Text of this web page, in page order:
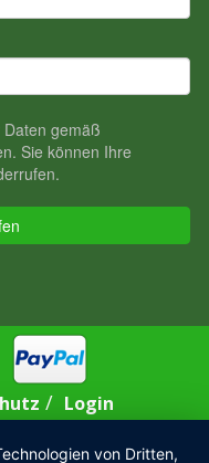
/ Login
von Dritten,